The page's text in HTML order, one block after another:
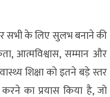
सभी के लिए सुलभ बनाने की
आत्मविश्वास, सम्मान और
शिक्षा को इतने बड़े स्तर
का प्रयास किया है, जो